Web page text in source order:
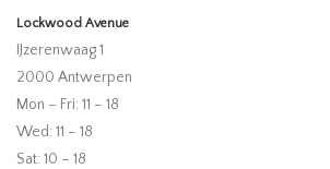
Lockwood Avenue
IJzerenwaag 1
2000 Antwerpen
Mon – Fri: 11 – 18
Wed: 11 – 18
Sat: 10 – 18